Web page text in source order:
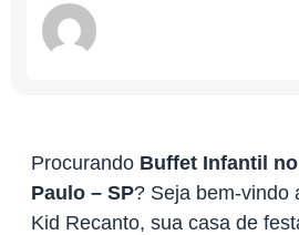
Procurando Buffet Infantil
Paulo – SP? Seja bem-vindo
Kid Recanto, sua casa de